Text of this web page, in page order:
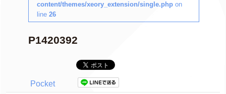
content/themes/xeory_extension/single.php on
line 26
P1420392
Pocket